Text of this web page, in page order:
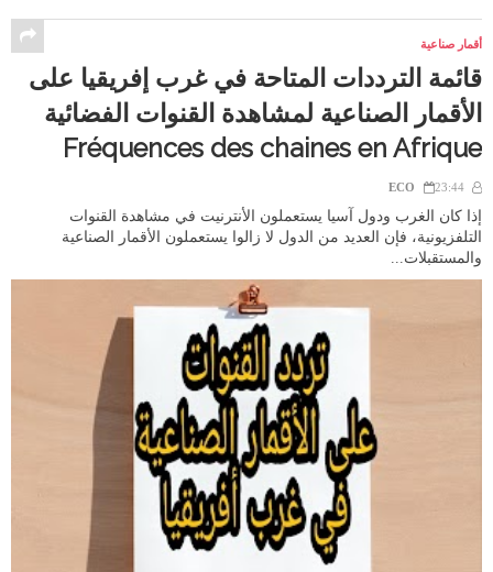
أقمار صناعية
قائمة الترددات المتاحة في غرب إفريقيا على
الأقمار الصناعية لمشاهدة القنوات الفضائية
Fréquences des chaines en Afrique
ECO 23:44
إذا كان الغرب ودول آسيا يستعملون الأنترنيت في مشاهدة القنوات
التلفزيونية، فإن العديد من الدول لا زالوا يستعملون الأقمار الصناعية
والمستقبلات...